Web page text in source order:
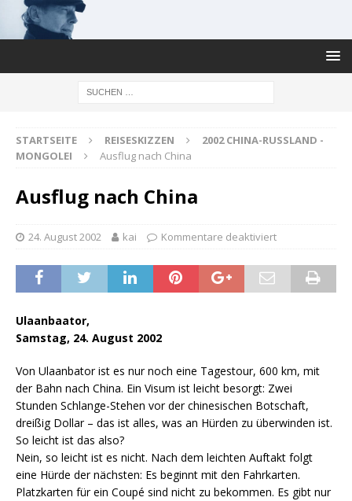
STARTSEITE REISESKIZZEN
2002 CHINA-RUSSLAND -
MONGOLEI
Ausflug nach China
Ausflug nach China
24. August 2002 kai Kommentare deaktiviert
Ulaanbaator,
Samstag, 24. August 2002
Von Ulaanbator ist es nur noch eine Tagestour, 600 km, mit
der Bahn nach China. Ein Visum ist leicht besorgt: Zwei
Stunden Schlange-Stehen vor der chinesischen Botschaft,
dreißig Dollar – das ist alles, was an Hürden zu überwinden ist.
So leicht ist das also?
Nein, so leicht ist es nicht. Nach dem leichten Auftakt folgt
eine Hürde der nächsten: Es beginnt mit den Fahrkarten.
Platzkarten für ein Coupé sind nicht zu bekommen. Es gibt nur